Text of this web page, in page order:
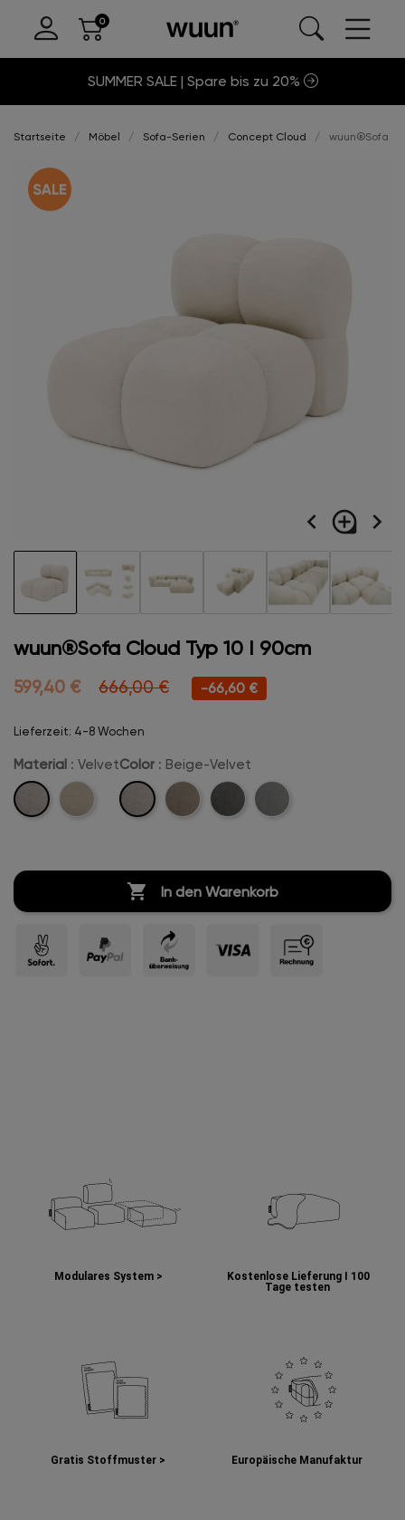
SUMMER SALE | Spare bis zu 20%
Startseite Möbel Sofa-Serien Concept Cloud wuun®Sofa
navigate_before loupe navigate_next
wuun®Sofa Cloud Typ 10 I 90cm
599,40 € 666,00 € -66,60 €
Lieferzeit: 4-8 Wochen
Material : Velvet
Velvet Boucle
Color : Beige-Velvet
Beige-
Velvet
Camel-Anthrazit-Hellgrau-
 In den Warenkorb
Modulares System > Kostenlose Lieferung I 100
Tage testen
Gratis Stoffmuster > Europäische Manufaktur